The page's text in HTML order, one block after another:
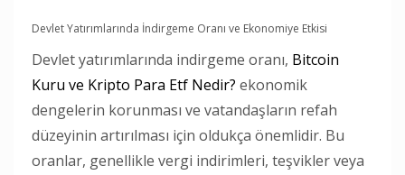
Devlet Yatırımlarında İndirgeme Oranı ve Ekonomiye Etkisi
Devlet yatırımlarında indirgeme oranı, Bitcoin
Kuru ve Kripto Para Etf Nedir? ekonomik
dengelerin korunması ve vatandaşların refah
düzeyinin artırılması için oldukça önemlidir. Bu
oranlar, genellikle vergi indirimleri, teşvikler veya